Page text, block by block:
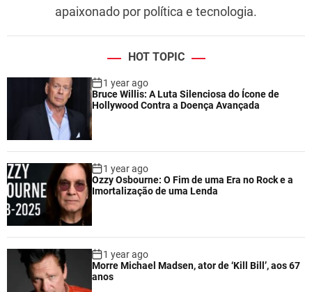
apaixonado por política e tecnologia.
HOT TOPIC
1 year ago
Bruce Willis: A Luta Silenciosa do Ícone de
Hollywood Contra a Doença Avançada
1 year ago
Ozzy Osbourne: O Fim de uma Era no Rock e a
Imortalização de uma Lenda
1 year ago
Morre Michael Madsen, ator de ‘Kill Bill’, aos 67
anos